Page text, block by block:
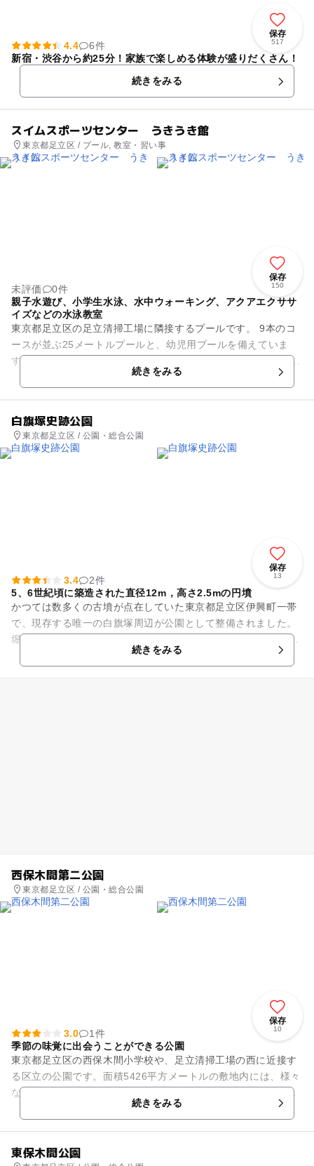
保存
517
4.4
6件
新宿・渋谷から約25分！家族で楽しめる体験が盛りだくさん！
続きをみる
スイムスポーツセンター うきうき館
東京都足立区 / プール, 教室・習い事
保存
150
未評価
0件
親子水遊び、小学生水泳、水中ウォーキング、アクアエクササ
イズなどの水泳教室
東京都足立区の足立清掃工場に隣接するプールです。 9本のコ
ースが並ぶ25メートルプールと、幼児用プールを備えていま
す。 屋内の温水プールであるため、一年中天候を気にすること
続きをみる
白旗塚史跡公園
東京都足立区 / 公園・総合公園
保存
13
3.4
2件
5、6世紀頃に築造された直径12m，高さ2.5mの円墳
かつては数多くの古墳が点在していた東京都足立区伊興町一帯
で、現存する唯一の白旗塚周辺が公園として整備されました。
堀に囲まれる中に、5、6世紀頃に築造された直径12m，高さ2.
続きをみる
西保木間第二公園
東京都足立区 / 公園・総合公園
保存
10
3.0
1件
季節の味覚に出会うことができる公園
東京都足立区の西保木間小学校や、足立清掃工場の西に近接す
る区立の公園です。面積5426平方メートルの敷地内には、様々
な種類の木々が植栽され、公園全体を自然の緑で包み込んでい
ます。木陰では爽やかな...続きをみる
東保木間公園